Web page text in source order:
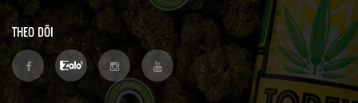
THEO DÕI